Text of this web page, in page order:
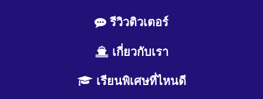
รีวิวติวเตอร์
เกี่ยวกับเรา
เรียนพิเศษที่ไหนดี